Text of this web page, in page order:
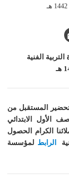
الفنية
المستقبل من
الأول الابتدائي
الكرام الحصول
الرابط لمؤسسة